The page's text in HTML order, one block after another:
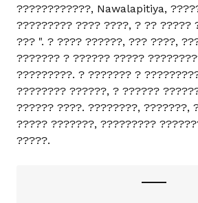
????????????, Nawalapitiya,
????????? ???? ????, ? ?? ?????
??? ". ? ???? ??????, ??? ????,
??????? ? ?????? ?????
?????????. ? ??????? ?
???????? ??????, ? ??????
?????? ????. ????????, ???????,
????? ???????, ?????????
?????.